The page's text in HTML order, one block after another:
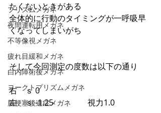
プリズムメガネ
夜間運転用メガネ
不等像視メガネ
疲れ目緩和メガネ
白内障術後メガネ
ヨークトプリズムメガネ
脳梗塞後遺症メガネ
たくないときがある
全体的に行動のタイミングが一呼吸早
くなってしまいがち
そして今回測定の度数は以下の通り
右　ｓ 0
左　ｓ -1.25     　　　視力1.0